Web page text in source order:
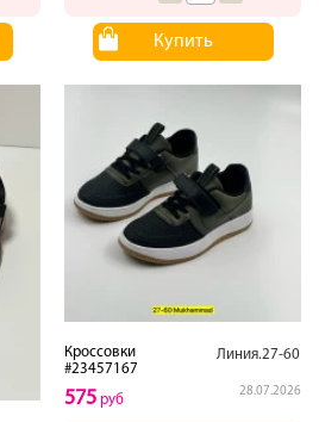
Купить
Кроссовки
#23457167
Линия.27-60
28.07.2026
575 руб